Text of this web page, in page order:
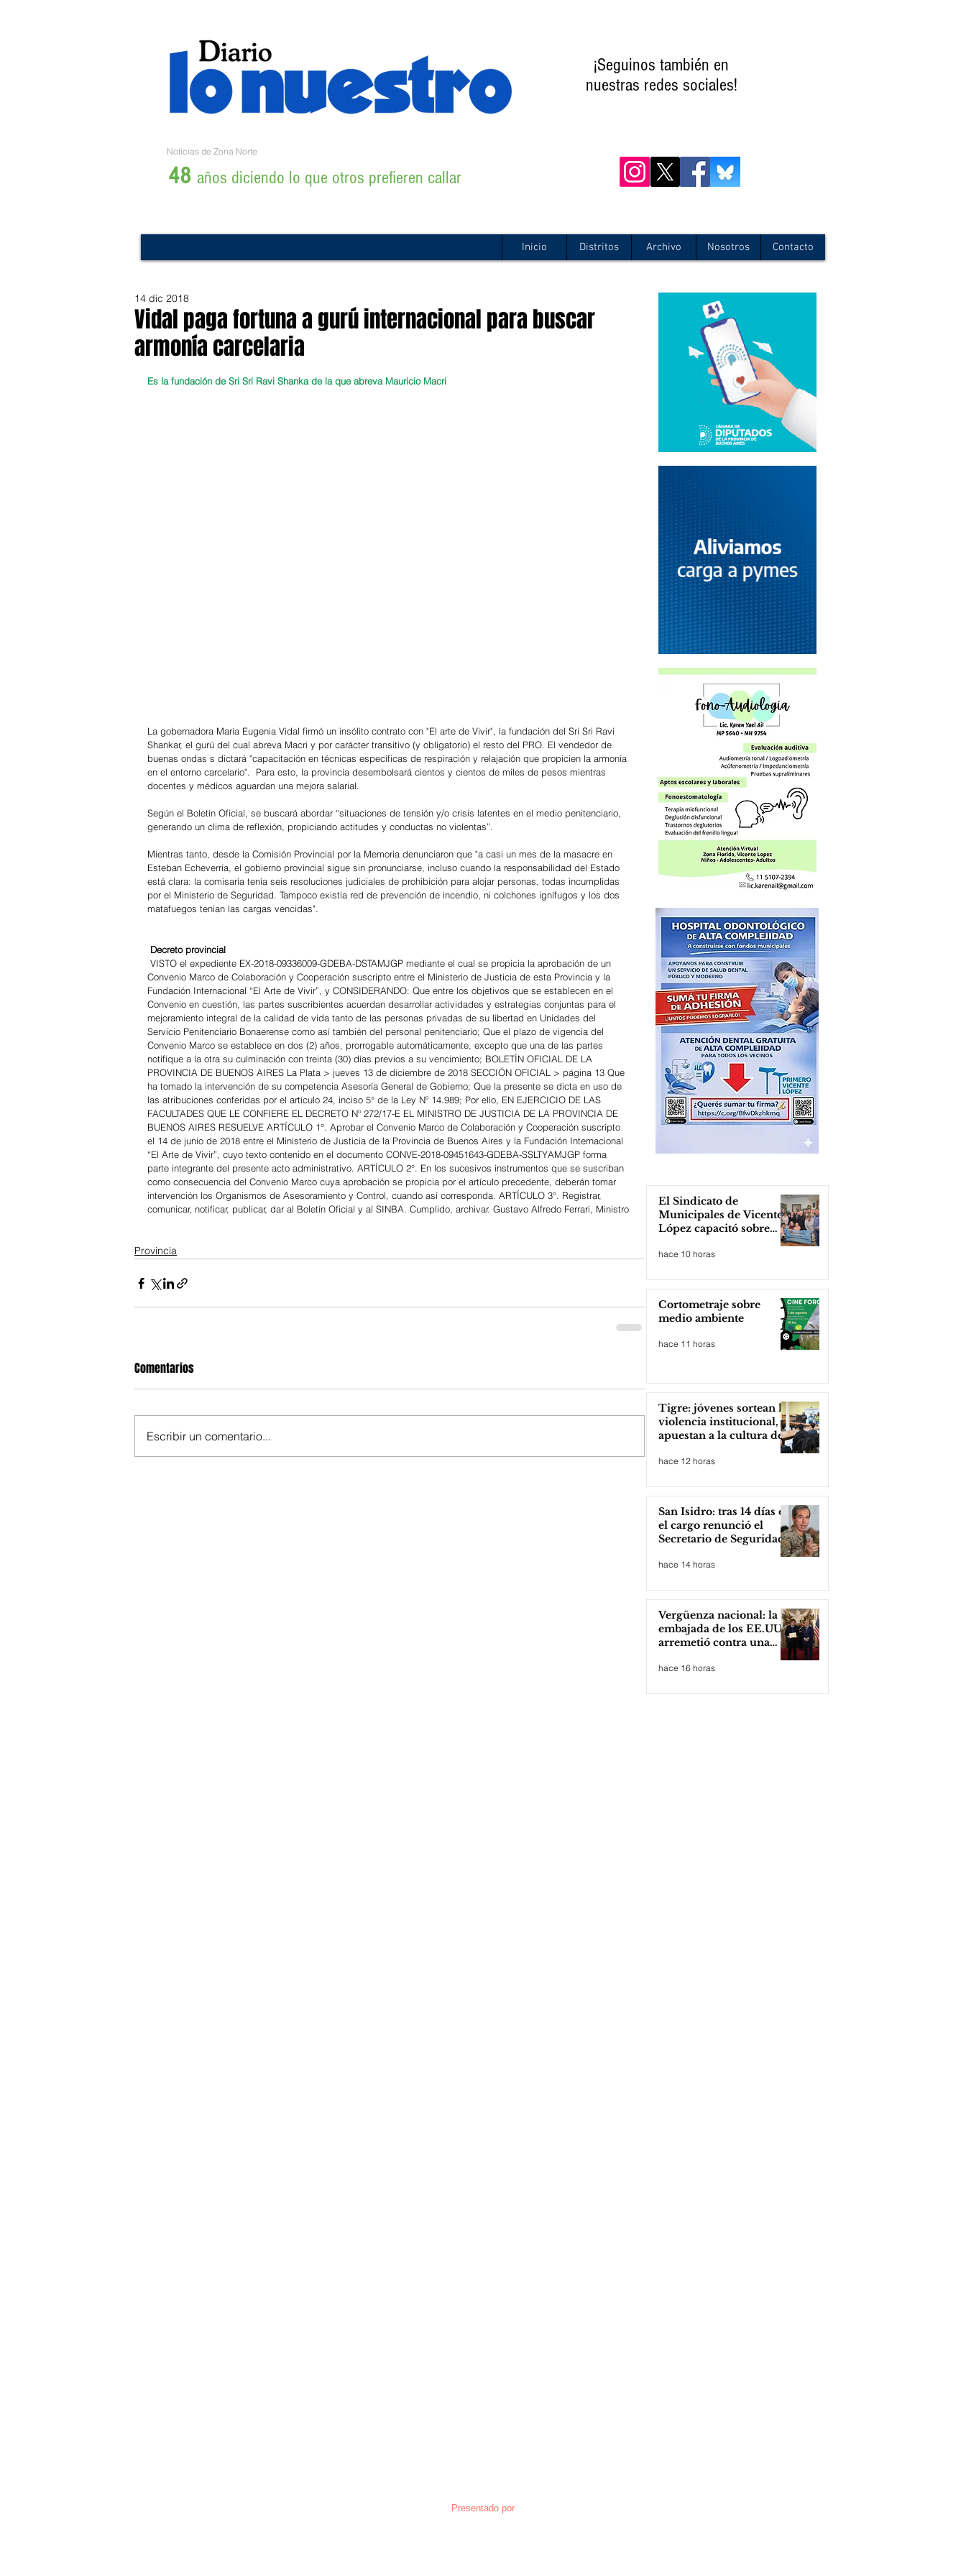
¡Seguinos también en
nuestras redes sociales!
Noticias de Zona Norte
48 años diciendo lo que otros prefieren callar
Inicio Distritos Archivo Nosotros Contacto
Vidal paga fortuna a gurú internacional para buscar
armonía carcelaria
14 dic 2018
Es la fundación de Sri Sri Ravi Shanka de la que abreva Mauricio Macri
La gobernadora María Eugenia Vidal firmó un insólito contrato con "El arte de Vivir", la fundación del Sri Sri Ravi
Shankar, el gurú del cual abreva Macri y por carácter transitivo (y obligatorio) el resto del PRO. El vendedor de
buenas ondas s dictará "capacitación en técnicas específicas de respiración y relajación que propicien la armonía
en el entorno carcelario".  Para esto, la provincia desembolsará cientos y cientos de miles de pesos mientras
docentes y médicos aguardan una mejora salarial.
Según el Boletín Oficial, se buscará abordar “situaciones de tensión y/o crisis latentes en el medio penitenciario,
generando un clima de reflexión, propiciando actitudes y conductas no violentas”.
Mientras tanto, desde la Comisión Provincial por la Memoria denunciaron que "a casi un mes de la masacre en
Esteban Echeverría, el gobierno provincial sigue sin pronunciarse, incluso cuando la responsabilidad del Estado
está clara: la comisaría tenía seis resoluciones judiciales de prohibición para alojar personas, todas incumplidas
por el Ministerio de Seguridad. Tampoco existía red de prevención de incendio, ni colchones ignífugos y los dos
matafuegos tenían las cargas vencidas".
Decreto provincial
Convenio Marco de Colaboración y Cooperación suscripto entre el Ministerio de Justicia de esta Provincia y la
Fundación Internacional “El Arte de Vivir”, y CONSIDERANDO: Que entre los objetivos que se establecen en el
Convenio en cuestión, las partes suscribientes acuerdan desarrollar actividades y estrategias conjuntas para el
mejoramiento integral de la calidad de vida tanto de las personas privadas de su libertad en Unidades del
Servicio Penitenciario Bonaerense como así también del personal penitenciario; Que el plazo de vigencia del
Convenio Marco se establece en dos (2) años, prorrogable automáticamente, excepto que una de las partes
notifique a la otra su culminación con treinta (30) días previos a su vencimiento; BOLETÍN OFICIAL DE LA
PROVINCIA DE BUENOS AIRES La Plata > jueves 13 de diciembre de 2018 SECCIÓN OFICIAL > página 13 Que
ha tomado la intervención de su competencia Asesoría General de Gobierno; Que la presente se dicta en uso de
las atribuciones conferidas por el artículo 24, inciso 5° de la Ley Nº 14.989; Por ello, EN EJERCICIO DE LAS
FACULTADES QUE LE CONFIERE EL DECRETO Nº 272/17-E EL MINISTRO DE JUSTICIA DE LA PROVINCIA DE
BUENOS AIRES RESUELVE ARTÍCULO 1°. Aprobar el Convenio Marco de Colaboración y Cooperación suscripto
el 14 de junio de 2018 entre el Ministerio de Justicia de la Provincia de Buenos Aires y la Fundación Internacional
“El Arte de Vivir”, cuyo texto contenido en el documento CONVE-2018-09451643-GDEBA-SSLTYAMJGP forma
parte integrante del presente acto administrativo. ARTÍCULO 2°. En los sucesivos instrumentos que se suscriban
como consecuencia del Convenio Marco cuya aprobación se propicia por el artículo precedente, deberán tomar
intervención los Organismos de Asesoramiento y Control, cuando así corresponda. ARTÍCULO 3°. Registrar,
comunicar, notificar, publicar, dar al Boletín Oficial y al SINBA. Cumplido, archivar. Gustavo Alfredo Ferrari, Ministro
Provincia
Comentarios
Escribir un comentario...
El Sindicato de
Municipales de Vicente
López capacitó sobre
hace 10 horas
Cortometraje sobre
medio ambiente
hace 11 horas
Tigre: jóvenes sortean la
violencia institucional,
apuestan a la cultura del
hace 12 horas
San Isidro: tras 14 días en
el cargo renunció el
Secretario de Seguridad
hace 14 horas
Vergüenza nacional: la
embajada de los EE.UU
arremetió contra una
hace 16 horas
Presentado por